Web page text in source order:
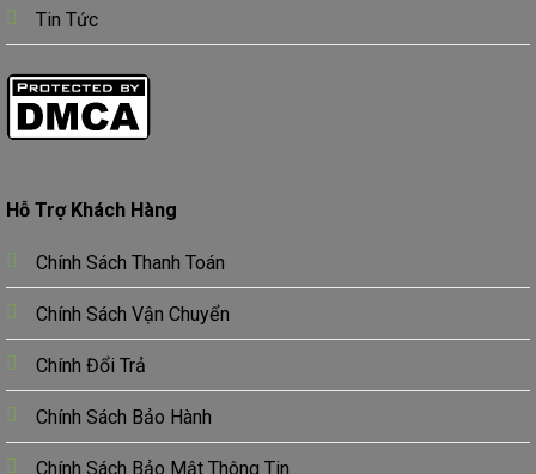
Tin Tức
Hỗ Trợ Khách Hàng
Chính Sách Thanh Toán
Chính Sách Vận Chuyển
Chính Đổi Trả
Chính Sách Bảo Hành
Chính Sách Bảo Mật Thông Tin